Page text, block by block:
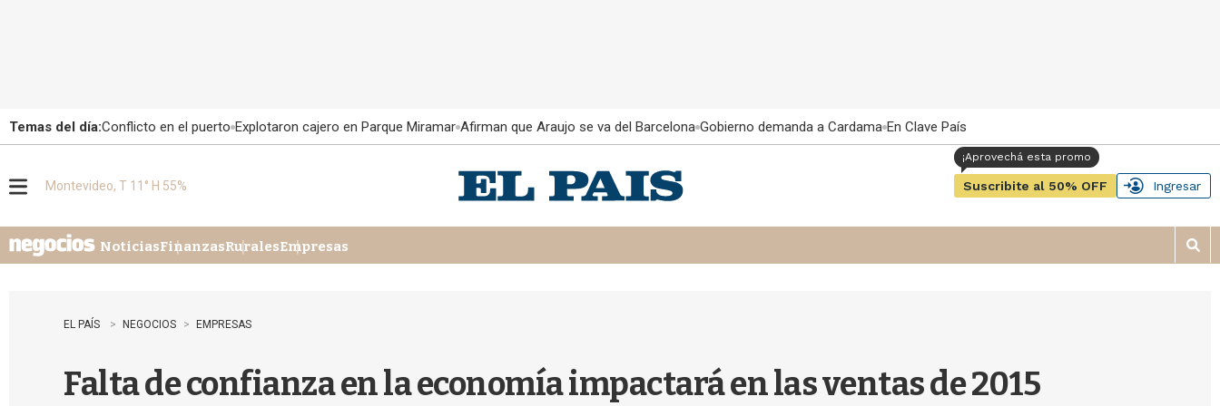
Temas del día:Conflicto en el puerto Explotaron cajero en Parque Miramar Afirman que Araujo se va del Barcelona Gobierno demanda a Cardama En Clave País
u
Montevideo, T 11° H 55% Suscribite al 50% OFF Ingresar
NoticiasFinanzasRuralesEmpresas
M
o
EL PAÍS NEGOCIOS EMPRESAS
Falta de confianza en la economía impactará en las ventas de 2015